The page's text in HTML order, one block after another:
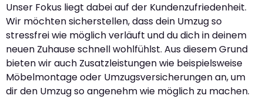
Unser Fokus liegt dabei auf der Kundenzufriedenheit.
Wir möchten sicherstellen, dass dein Umzug so
stressfrei wie möglich verläuft und du dich in deinem
neuen Zuhause schnell wohlfühlst. Aus diesem Grund
bieten wir auch Zusatzleistungen wie beispielsweise
Möbelmontage oder Umzugsversicherungen an, um
dir den Umzug so angenehm wie möglich zu machen.